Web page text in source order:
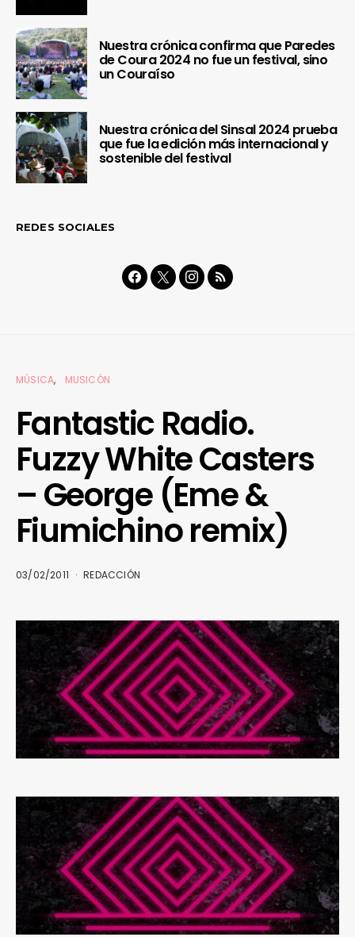
Nuestra crónica confirma que Paredes
de Coura 2024 no fue un festival, sino
un Couraíso
Nuestra crónica del Sinsal 2024 prueba
que fue la edición más internacional y
sostenible del festival
REDES SOCIALES
MÚSICA MUSICÓN
Fantastic Radio.
Fuzzy White Casters
– George (Eme &
Fiumichino remix)
03/02/2011 REDACCIÓN